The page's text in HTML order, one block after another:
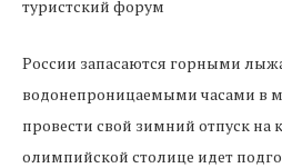
России запасаются горными
водонепроницаемыми часами в
провести свой зимний отпуск на
олимпийской столице идет